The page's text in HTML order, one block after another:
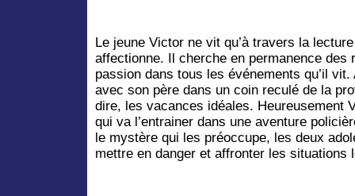
Le jeune Victor ne vit qu’à travers la
affectionne. Il cherche en permanence des
passion dans tous les événements qu’il
avec son père dans un coin reculé de la
dire, les vacances idéales. Heureusement
qui va l’entrainer dans une aventure
le mystère qui les préoccupe, les deux
mettre en danger et affronter les situations